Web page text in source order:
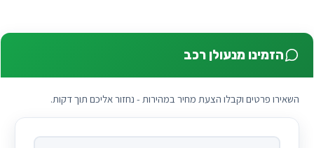
הזמינו מנעולן רכב
השאירו פרטים וקבלו הצעת מחיר במהירות - נחזור אליכם תוך דקות.